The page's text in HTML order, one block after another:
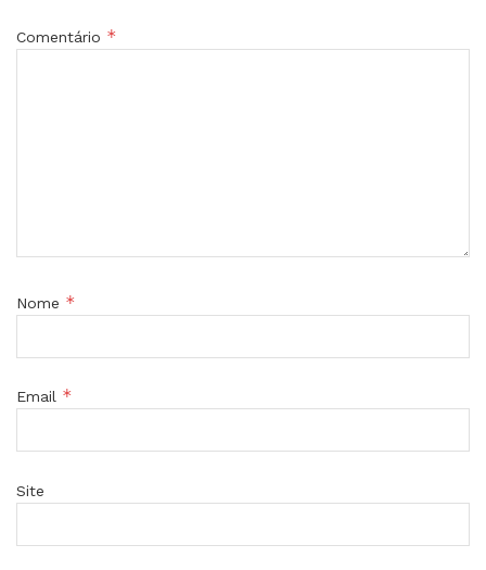
Comentário *
Nome *
Email *
Site